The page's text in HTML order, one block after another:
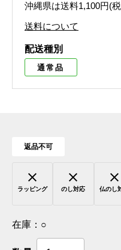
沖縄県は送料1,100円(
送料について
配送種別
通常品
返品不可
ラッピング のし対応 仏のし
在庫： ○